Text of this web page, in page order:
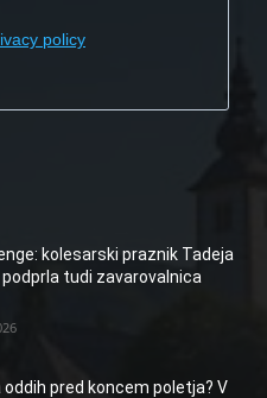
policy
kolesarski praznik Tadeja
podprla tudi zavarovalnica
oddih pred koncem poletja? V